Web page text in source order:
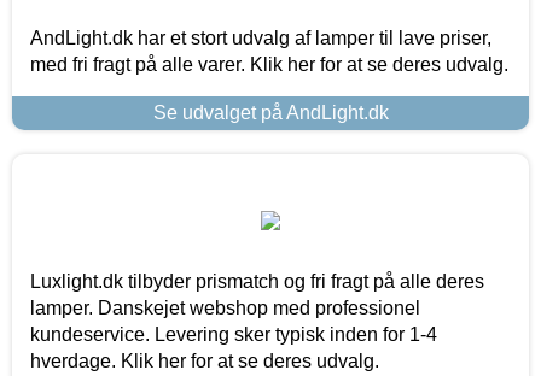
AndLight.dk har et stort udvalg af lamper til lave priser,
med fri fragt på alle varer. Klik her for at se deres udvalg.
Se udvalget på AndLight.dk
Luxlight.dk tilbyder prismatch og fri fragt på alle deres
lamper. Danskejet webshop med professionel
kundeservice. Levering sker typisk inden for 1-4
hverdage. Klik her for at se deres udvalg.